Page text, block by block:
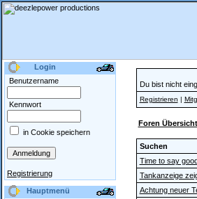
Login
Benutzername
Kennwort
in Cookie speichern
Registrierung
Hauptmenü
Du bist nicht
Registrieren |
Foren Übersicht
Suchen
Time to say
Tankanzeige
Achtung neuer